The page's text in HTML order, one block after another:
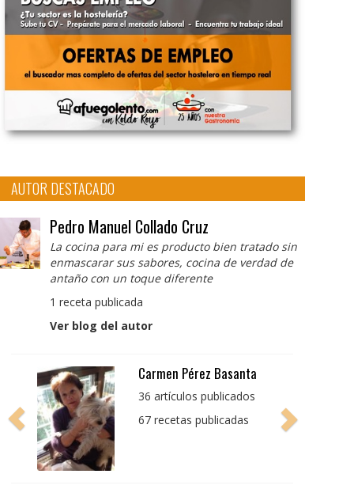
AUTOR DESTACADO
Pedro Manuel Collado Cruz
La cocina para mi es producto bien tratado sin
enmascarar sus sabores, cocina de verdad de
antaño con un toque diferente
1 receta publicada
Ver blog del autor
Pedro Manuel Collado
Cruz
producto bien tratado